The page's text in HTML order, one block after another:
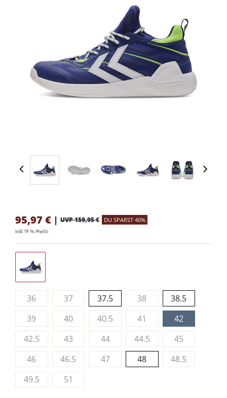
95,97 € | UVP 159,95 € DU SPARST 40%
inkl. 19 % MwSt.
36 37 37.5 38
38.5
39
40 40.5 41
42
42.5
43 44 44.5
45
46
46.5 47 48
48.5
49.5
51